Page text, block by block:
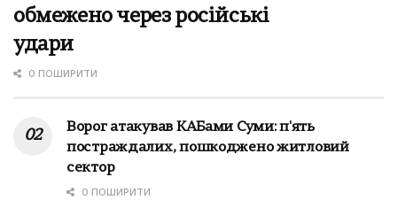
обмежено через російські
удари
0 ПОШИРИТИ
Ворог атакував КАБами Суми: п'ять
постраждалих, пошкоджено житловий
сектор
0 ПОШИРИТИ